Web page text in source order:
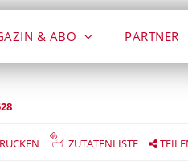
& ABO PARTNER
ZUTATENLISTE